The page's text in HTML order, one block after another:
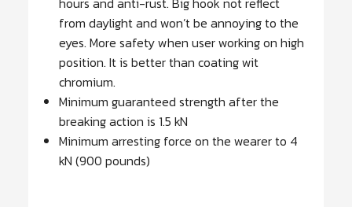
from daylight and won’t be annoying to the
eyes. More safety when user working on high
position. It is better than coating wit
chromium.
Minimum guaranteed strength after the
breaking action is 1.5 kN
Minimum arresting force on the wearer to 4
kN (900 pounds)